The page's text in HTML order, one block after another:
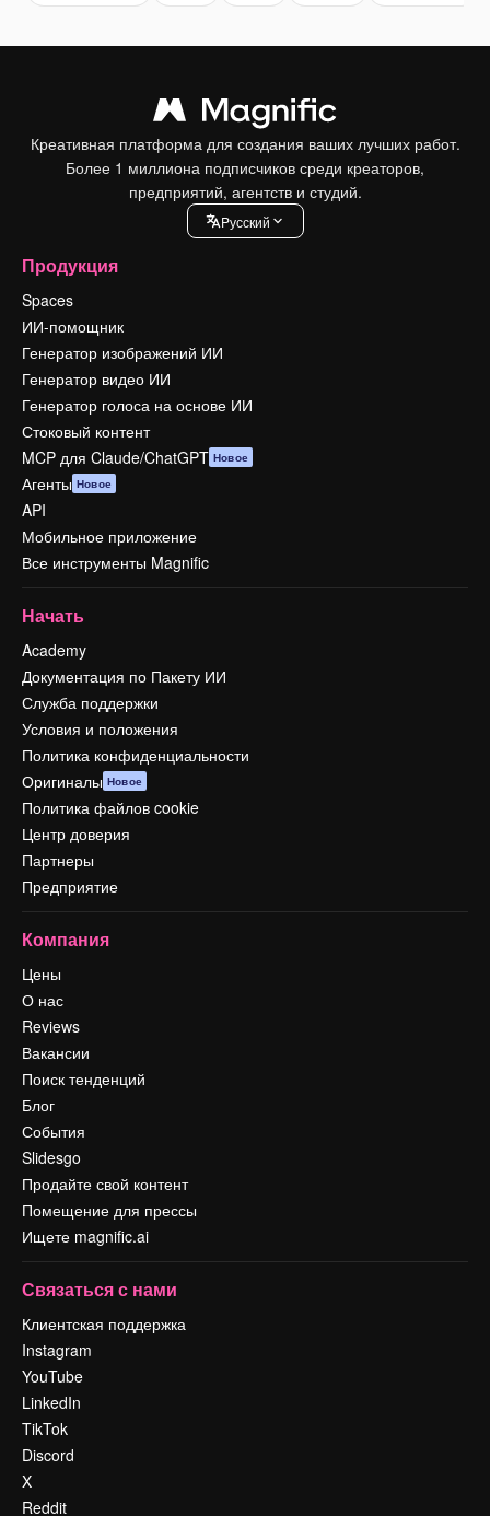
Креативная платформа для создания ваших лучших работ.
Более 1 миллиона подписчиков среди креаторов,
предприятий, агентств и студий.
Pусский
Продукция
Spaces
ИИ-помощник
Генератор изображений ИИ
Генератор видео ИИ
Генератор голоса на основе ИИ
Стоковый контент
MCP для Claude/ChatGPT Новое
Агенты Новое
API
Мобильное приложение
Все инструменты Magnific
Начать
Academy
Документация по Пакету ИИ
Служба поддержки
Условия и положения
Политика конфиденциальности
Оригиналы Новое
Политика файлов cookie
Центр доверия
Партнеры
Предприятие
Компания
Цены
О нас
Reviews
Вакансии
Поиск тенденций
Блог
События
Slidesgo
Продайте свой контент
Помещение для прессы
Ищете magnific.ai
Связаться с нами
Клиентская поддержка
Instagram
YouTube
LinkedIn
TikTok
Discord
X
Reddit